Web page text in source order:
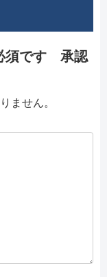
須です 承認
ません。